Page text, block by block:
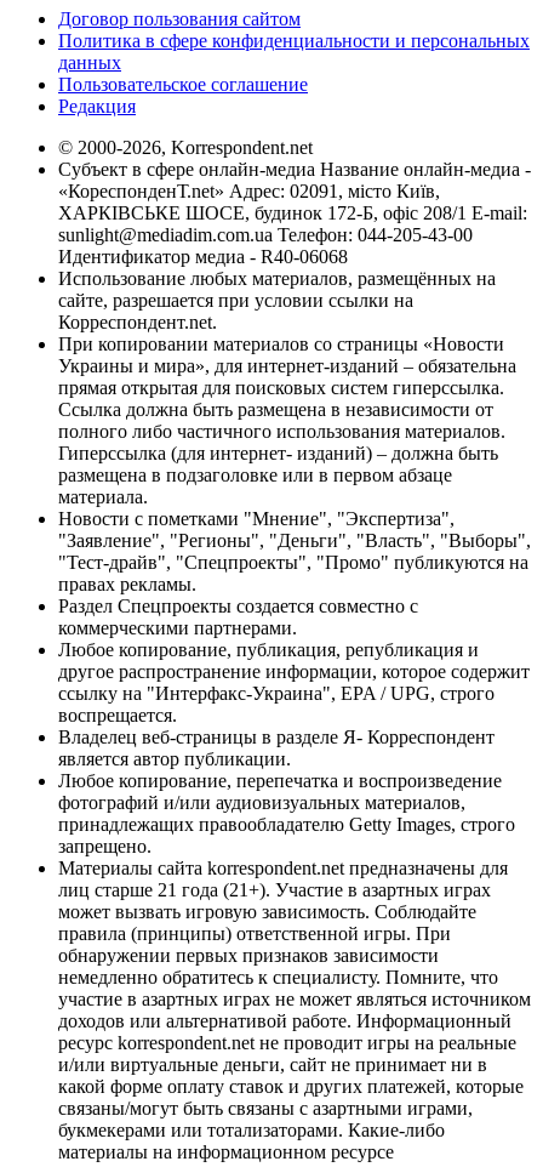
Договор пользования сайтом
Политика в сфере конфиденциальности и персональных
данных
Пользовательское соглашение
Редакция
© 2000-2026, Korrespondent.net
Субъект в сфере онлайн-медиа Название онлайн-медиа -
«КореспонденТ.net» Адрес: 02091, місто Київ,
ХАРКІВСЬКЕ ШОСЕ, будинок 172-Б, офіс 208/1 E-mail:
sunlight@mediadim.com.ua Телефон: 044-205-43-00
Идентификатор медиа - R40-06068
Использование любых материалов, размещённых на
сайте, разрешается при условии ссылки на
Корреспондент.net.
При копировании материалов со страницы «Новости
Украины и мира», для интернет-изданий – обязательна
прямая открытая для поисковых систем гиперссылка.
Ссылка должна быть размещена в независимости от
полного либо частичного использования материалов.
Гиперссылка (для интернет- изданий) – должна быть
размещена в подзаголовке или в первом абзаце
материала.
Новости с пометками "Мнение", "Экспертиза",
"Заявление", "Регионы", "Деньги", "Власть", "Выборы",
"Тест-драйв", "Спецпроекты", "Промо" публикуются на
правах рекламы.
Раздел Спецпроекты создается совместно с
коммерческими партнерами.
Любое копирование, публикация, републикация и
другое распространение информации, которое содержит
ссылку на "Интерфакс-Украина", EPA / UPG, строго
воспрещается.
Владелец веб-страницы в разделе Я- Корреспондент
является автор публикации.
Любое копирование, перепечатка и воспроизведение
фотографий и/или аудиовизуальных материалов,
принадлежащих правообладателю Getty Images, строго
запрещено.
Материалы сайта korrespondent.net предназначены для
лиц старше 21 года (21+). Участие в азартных играх
может вызвать игровую зависимость. Соблюдайте
правила (принципы) ответственной игры. При
обнаружении первых признаков зависимости
немедленно обратитесь к специалисту. Помните, что
участие в азартных играх не может являться источником
доходов или альтернативой работе. Информационный
ресурс korrespondent.net не проводит игры на реальные
и/или виртуальные деньги, сайт не принимает ни в
какой форме оплату ставок и других платежей, которые
связаны/могут быть связаны с азартными играми,
букмекерами или тотализаторами. Какие-либо
материалы на информационном ресурсе